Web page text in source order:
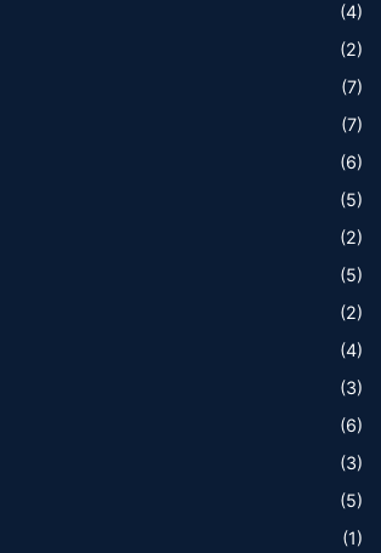
(4)
(2)
(7)
(7)
(6)
(5)
(2)
(5)
(2)
(4)
(3)
(6)
(3)
(5)
(1)